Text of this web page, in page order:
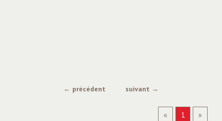
ACE Saint-Etienne-de-Saint-Geoirs
← précédent suivant →
« 1 »